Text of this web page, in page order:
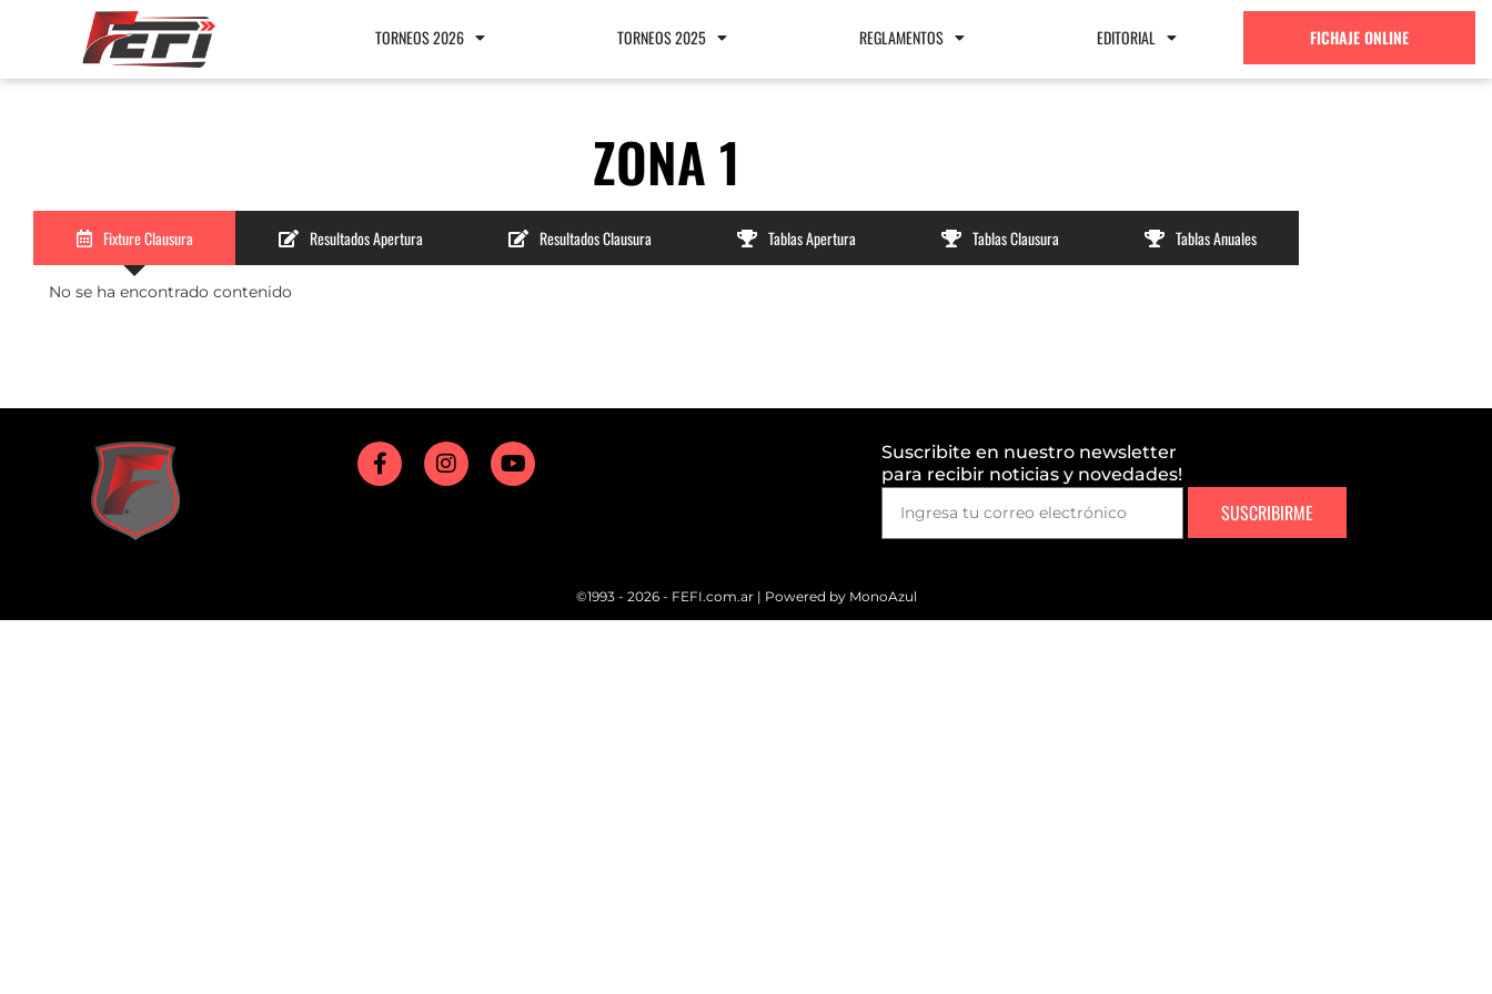
TORNEOS 2026 TORNEOS 2025 REGLAMENTOS EDITORIAL FICHAJE ONLINE
ZONA 1
Fixture Clausura Resultados Apertura Resultados Clausura Tablas Apertura Tablas Clausura Tablas Anuales
No se ha encontrado contenido
Suscribite en nuestro newsletter
para recibir noticias y novedades!
SUSCRIBIRME
©1993 - 2026 - FEFI.com.ar | Powered by MonoAzul